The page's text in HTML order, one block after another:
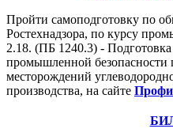
Пройти самоподготовку по
Ростехнадзора, по курсу
2.18. (ПБ 1240.3) - Подготовка
промышленной безопасности
месторождений
производства, на сайте